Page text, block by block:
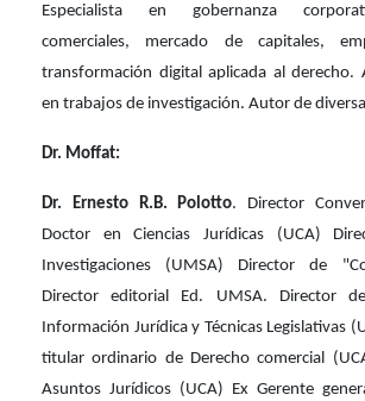
Especialista en gobernanza
comerciales, mercado de capitales,
transformación digital aplicada al derecho.
en trabajos de investigación. Autor de
Dr. Moffat:
Dr. Ernesto R.B. Polotto. Director
Doctor en Ciencias Jurídicas (UCA)
Investigaciones (UMSA) Director de
Director editorial Ed. UMSA. Director
Información Jurídica y Técnicas Legislativas
titular ordinario de Derecho comercial
Asuntos Jurídicos (UCA) Ex Gerente